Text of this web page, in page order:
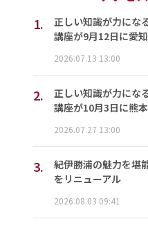
1.
正しい知識が力に
講座が9月12日に愛
2026.07.13 13:00
2.
正しい知識が力に
講座が10月3日に熊
2026.07.27 13:00
3.
紀伊勝浦の魅力を
をリニューアル
2026.08.03 09:41